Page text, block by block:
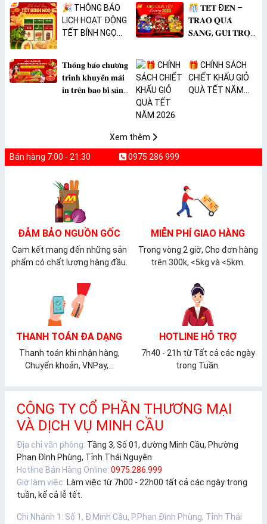
🎉 THÔNG BÁO
LỊCH HOẠT ĐỘNG
TẾT BÍNH NGỌ
🎊 𝐓𝐄̂́𝐓 Đ𝐄̂́𝐍 –
𝐓𝐑𝐀𝐎 𝐐𝐔𝐀̀
𝐒𝐀𝐍𝐆, 𝐆𝐔̛̉𝐈 𝐓𝐑𝐎̣𝐍
𝐓𝐡𝐨̂𝐧𝐠 𝐛𝐚́𝐨 𝐜𝐡𝐮̛𝐨̛𝐧𝐠
𝐭𝐫𝐢̀𝐧𝐡 𝐤𝐡𝐮𝐲𝐞̂́𝐧 𝐦𝐚̃𝐢
𝐢𝐧 𝐭𝐫𝐞̂𝐧 𝐛𝐚𝐨 𝐛𝐢̀ 𝐬𝐚̉𝐧
🎁 CHÍNH SÁCH
CHIẾT KHẤU GIỎ
QUÀ TẾT NĂM
Xem thêm
Bán hàng 7:00 - 21:30 0975 286 999
ĐẢM BẢO NGUỒN GỐC
Cam kết mang đến những sản
phẩm có chất lượng hàng đầu.
MIỄN PHÍ GIAO HÀNG
Trong vòng 2 giờ, Cho đơn hàng
trên 300k, <5kg và <5km.
THANH TOÁN ĐA DẠNG
Thanh toán khi nhận hàng,
Chuyển khoản, VNPay,...
HOTLINE HỖ TRỢ
7h40 - 21h từ Tất cả các ngày
trong Tuần.
CÔNG TY CỔ PHẦN THƯƠNG MẠI
VÀ DỊCH VỤ MINH CẦU
Địa chỉ văn phòng: Tầng 3, Số 01, đường Minh Cầu, Phường
Phan Đình Phùng, Tỉnh Thái Nguyên
Hotline Bán Hàng Online: 0975.286.999
Giờ làm việc: Làm việc từ 7h00 - 22h00 tất cả các ngày trong
tuần, kể cả lễ tết.
Chi Nhánh 1 : Số 1, Đ.Minh Cầu, P.Phan Đình Phùng, Tỉnh Thái